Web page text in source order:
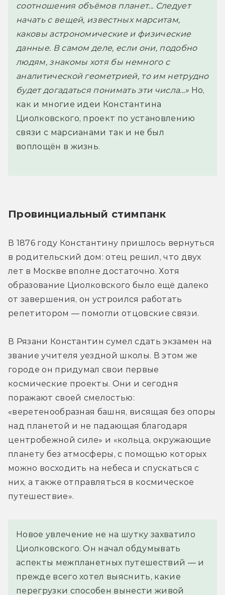
соотношения объёмов планет... Следует
начать с вещей, известных марситам,
каковы астрономические и физические
данные. В самом деле, если они, подобно
людям, знакомы хотя бы немного с
аналитической геометрией, то им нетрудно
будет догадаться понимать эти числа...» Но,
как и многие идеи Константина
Циолковского, проект по установлению
связи с марсианами так и не был
воплощён в жизнь.
Провинциальный стимпанк
В 1876 году Константину пришлось вернуться
в родительский дом: отец решил, что двух
лет в Москве вполне достаточно. Хотя
образование Циолковского было ещё далеко
от завершения, он устроился работать
репетитором — помогли отцовские связи.
В Рязани Константин сумел сдать экзамен на
звание учителя уездной школы. В этом же
городе он придумал свои первые
космические проекты. Они и сегодня
поражают своей смелостью:
«веретенообразная башня, висящая без опоры
над планетой и не падающая благодаря
центробежной силе» и «кольца, окружающие
планету без атмосферы, с помощью которых
можно восходить на небеса и спускаться с
них, а также отправляться в космическое
путешествие».
Новое увлечение не на шутку захватило
Циолковского. Он начал обдумывать
аспекты межпланетных путешествий — и
прежде всего хотел выяснить, какие
перегрузки способен вынести живой